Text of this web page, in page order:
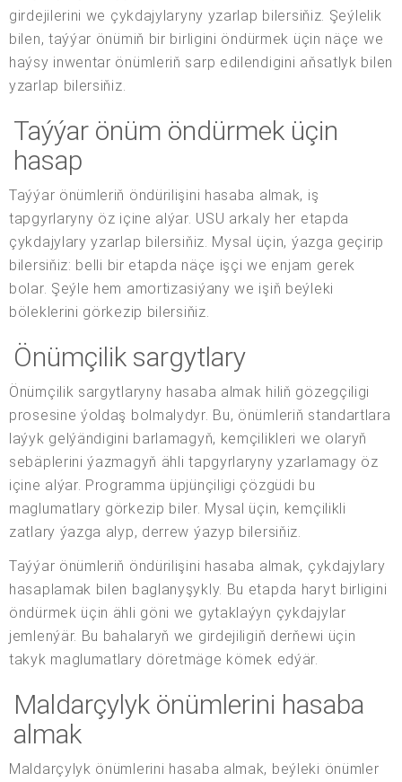
girdejilerini we çykdajylaryny yzarlap bilersiňiz. Şeýlelik
bilen, taýýar önümiň bir birligini öndürmek üçin näçe we
haýsy inwentar önümleriň sarp edilendigini aňsatlyk bilen
yzarlap bilersiňiz.
Taýýar önüm öndürmek üçin
hasap
Taýýar önümleriň öndürilişini hasaba almak, iş
tapgyrlaryny öz içine alýar. USU arkaly her etapda
çykdajylary yzarlap bilersiňiz. Mysal üçin, ýazga geçirip
bilersiňiz: belli bir etapda näçe işçi we enjam gerek
bolar. Şeýle hem amortizasiýany we işiň beýleki
böleklerini görkezip bilersiňiz.
Önümçilik sargytlary
Önümçilik sargytlaryny hasaba almak hiliň gözegçiligi
prosesine ýoldaş bolmalydyr. Bu, önümleriň standartlara
laýyk gelýändigini barlamagyň, kemçilikleri we olaryň
sebäplerini ýazmagyň ähli tapgyrlaryny yzarlamagy öz
içine alýar. Programma üpjünçiligi çözgüdi bu
maglumatlary görkezip biler. Mysal üçin, kemçilikli
zatlary ýazga alyp, derrew ýazyp bilersiňiz.
Taýýar önümleriň öndürilişini hasaba almak, çykdajylary
hasaplamak bilen baglanyşykly. Bu etapda haryt birligini
öndürmek üçin ähli göni we gytaklaýyn çykdajylar
jemlenýär. Bu bahalaryň we girdejiligiň derňewi üçin
takyk maglumatlary döretmäge kömek edýär.
Maldarçylyk önümlerini hasaba
almak
Maldarçylyk önümlerini hasaba almak, beýleki önümler